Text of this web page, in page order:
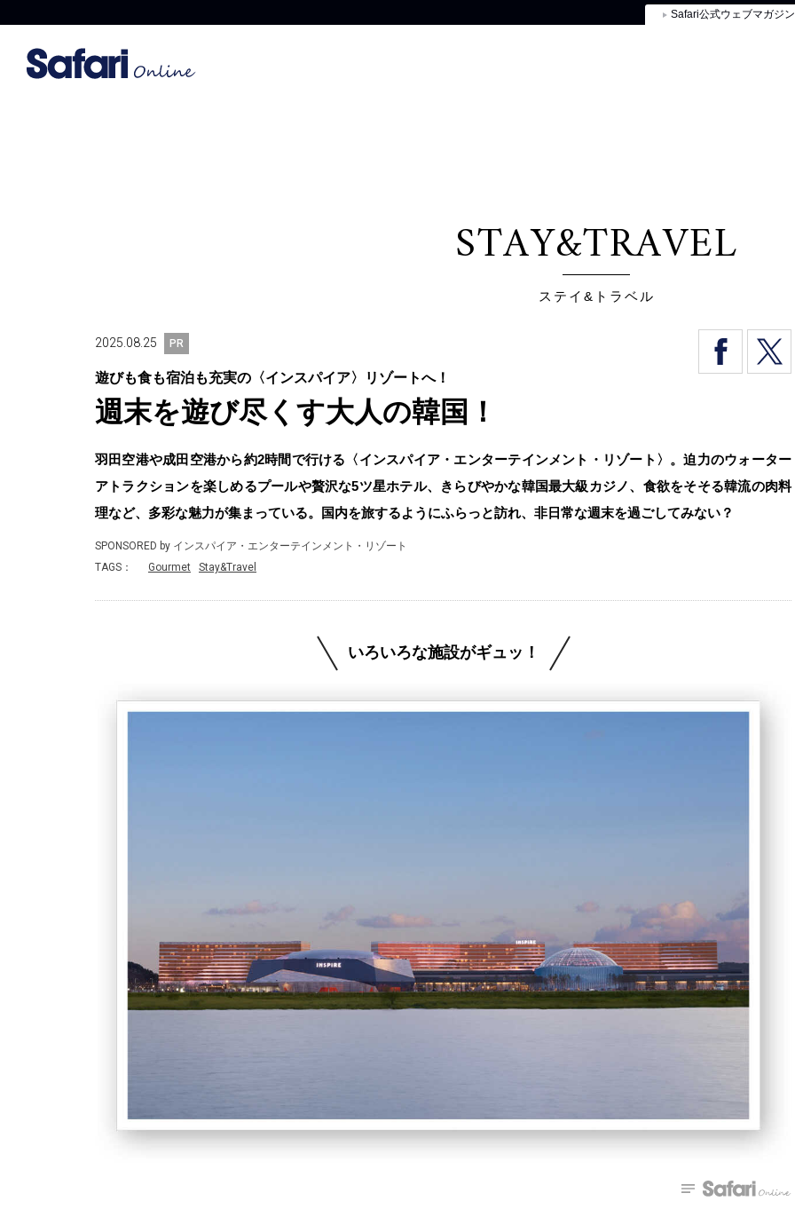
Safari公式ウェブマガジン
STAY&TRAVEL
ステイ&トラベル
2025.08.25 PR
遊びも食も宿泊も充実の〈インスパイア〉リゾートへ！
週末を遊び尽くす大人の韓国！
羽田空港や成田空港から約2時間で行ける〈インスパイア・エンターテインメント・リゾート〉。迫力のウォーター
アトラクションを楽しめるプールや贅沢な5ツ星ホテル、きらびやかな韓国最大級カジノ、食欲をそそる韓流の肉料
理など、多彩な魅力が集まっている。国内を旅するようにふらっと訪れ、非日常な週末を過ごしてみない？
SPONSORED by インスパイア・エンターテインメント・リゾート
TAGS：
Gourmet Stay&Travel
いろいろな施設がギュッ！